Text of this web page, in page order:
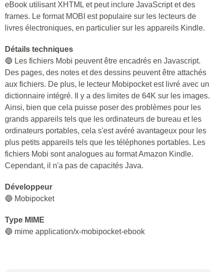
eBook utilisant XHTML et peut inclure JavaScript et des
frames. Le format MOBI est populaire sur les lecteurs de
livres électroniques, en particulier sur les appareils Kindle.
Détails techniques
🔵 Les fichiers Mobi peuvent être encadrés en Javascript.
Des pages, des notes et des dessins peuvent être attachés
aux fichiers. De plus, le lecteur Mobipocket est livré avec un
dictionnaire intégré. Il y a des limites de 64K sur les images.
Ainsi, bien que cela puisse poser des problèmes pour les
grands appareils tels que les ordinateurs de bureau et les
ordinateurs portables, cela s'est avéré avantageux pour les
plus petits appareils tels que les téléphones portables. Les
fichiers Mobi sont analogues au format Amazon Kindle.
Cependant, il n'a pas de capacités Java.
Développeur
🔵 Mobipocket
Type MIME
🔵 mime application/x-mobipocket-ebook